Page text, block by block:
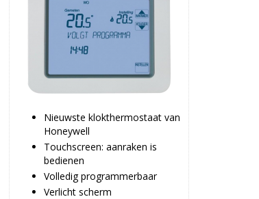
Nieuwste klokthermostaat van
Honeywell
Touchscreen: aanraken is
bedienen
Volledig programmerbaar
Verlicht scherm